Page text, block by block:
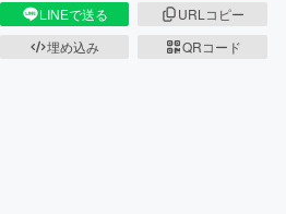
LINEで送る
URLコピー
埋め込み
QRコード